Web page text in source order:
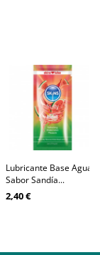
Lubricante Base Agua
Sabor Sandía...
2,40 €